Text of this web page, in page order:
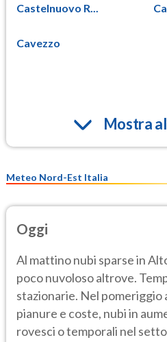
Castelnuovo R...
Cavezzo
Mostra
Meteo Nord-Est Italia
Oggi
Al mattino nubi sparse in
poco nuvoloso altrove.
stazionarie. Nel pomeriggio
pianure e coste, nubi in
rovesci o temporali nel